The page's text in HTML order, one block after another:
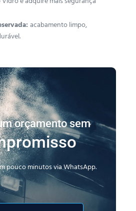
acabamento limpo,
orçamento sem
pouco minutos via WhatsApp.